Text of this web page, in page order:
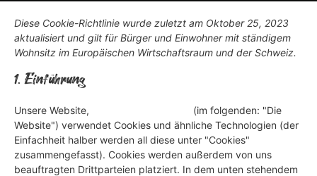
Diese Cookie-Richtlinie wurde zuletzt am Oktober 25, 2023
aktualisiert und gilt für Bürger und Einwohner mit ständigem
Wohnsitz im Europäischen Wirtschaftsraum und der Schweiz.
1. Einführung
Unsere Website,
(im folgenden: "Die
Website") verwendet Cookies und ähnliche Technologien (der
Einfachheit halber werden all diese unter "Cookies"
zusammengefasst). Cookies werden außerdem von uns
beauftragten Drittparteien platziert. In dem unten stehendem